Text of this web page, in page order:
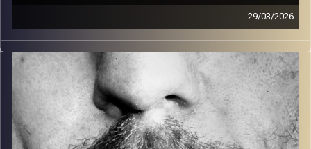
29/03/2026
זיפים, מוזיקה מחוספסת של הופעות חיות. הרבה ג'אם, רוק,
בלוז, bluegrass, ג'אז, Fאנק, פרוגרסיב ואפילו אלקטרוניקה.
כל מה שחי, אמיתי ונושם.
עם שמוליק רגב.
קרדיט תמונות: David Goehring